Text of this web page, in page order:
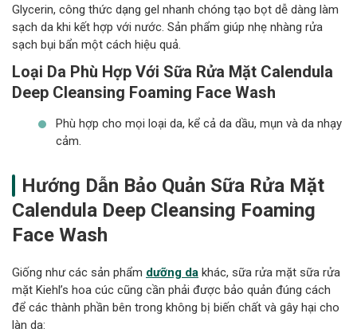
Glycerin, công thức dạng gel nhanh chóng tạo bọt dễ dàng làm
sạch da khi kết hợp với nước. Sản phẩm giúp nhẹ nhàng rửa
sạch bụi bẩn một cách hiệu quả.
Loại Da Phù Hợp Với Sữa Rửa Mặt Calendula
Deep Cleansing Foaming Face Wash
Phù hợp cho mọi loại da, kể cả da dầu, mụn và da nhạy
cảm.
Hướng Dẫn Bảo Quản Sữa Rửa Mặt
Calendula Deep Cleansing Foaming
Face Wash
Giống như các sản phẩm dưỡng da khác, sữa rửa mặt sữa rửa
mặt Kiehl’s hoa cúc cũng cần phải được bảo quản đúng cách
để các thành phần bên trong không bị biến chất và gây hại cho
làn da: